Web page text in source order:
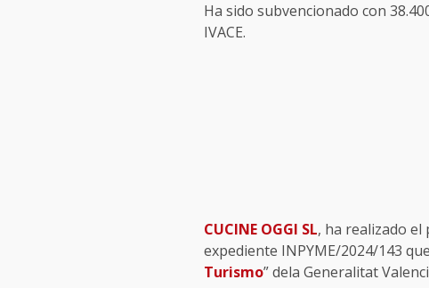
Ha sido subvencionado con
IVACE.
CUCINE OGGI SL, ha realizado el
expediente INPYME/2024/143
Turismo” dela Generalitat